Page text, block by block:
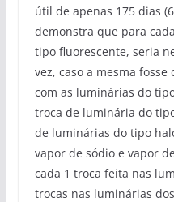
útil de apenas 175 dias
demonstra que para
tipo fluorescente, seria
vez, caso a mesma
com as luminárias do
troca de luminária do
de luminárias do tipo
vapor de sódio e vapor
cada 1 troca feita nas
trocas nas luminárias